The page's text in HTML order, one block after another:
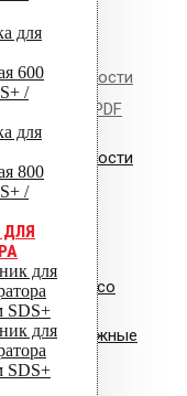
для
600
/
для
800
/
ДЛЯ
для
SDS+
для
SDS+
безопасности
безопасности
из резины
Croco
крепежные